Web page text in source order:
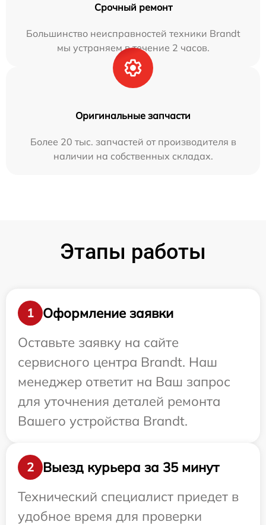
Срочный ремонт
Большинство неисправностей техники Brandt
мы устраняем в течение 2 часов.
Оригинальные запчасти
Более 20 тыс. запчастей от производителя в
наличии на собственных складах.
Этапы работы
1
Оформление заявки
Оставьте заявку на сайте
сервисного центра Brandt. Наш
менеджер ответит на Ваш запрос
для уточнения деталей ремонта
Вашего устройства Brandt.
2
Выезд курьера за 35 минут
Технический специалист приедет в
удобное время для проверки